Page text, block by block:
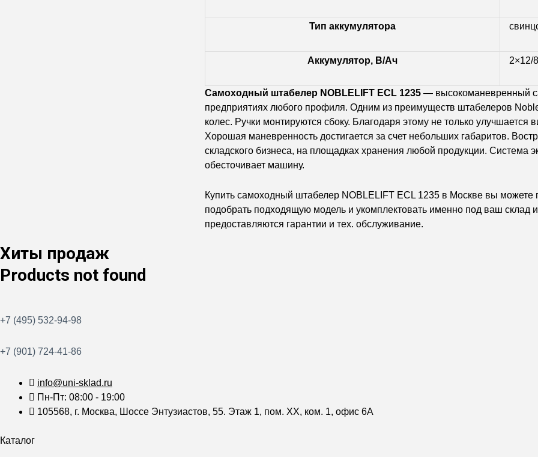
Тип аккумулятора
Аккумулятор, В/Ач 2×12/
Самоходный штабелер NOBLELIFT ECL 1235 — высокоманевренный
предприятиях любого профиля. Одним из преимуществ штабелеров
колес. Ручки монтируются сбоку. Благодаря этому не только
Хорошая маневренность достигается за счет небольших габаритов.
складского бизнеса, на площадках хранения любой продукции. Система
обесточивает машину.
Купить самоходный штабелер NOBLELIFT ECL 1235 в Москве вы
подобрать подходящую модель и укомплектовать именно под ваш склад
предоставляются гарантии и тех. обслуживание.
Хиты продаж
Products not found
+7 (495) 532-94-98
+7 (901) 724-41-86
info@uni-sklad.ru
Пн-Пт: 08:00 - 19:00
105568, г. Москва, Шоссе Энтузиастов, 55. Этаж 1, пом. XX, ком. 1, офис 6А
Каталог